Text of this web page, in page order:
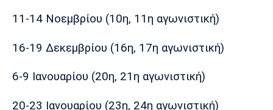
Αστέρας
Πόρτο Μπενφίκα
11-14 Νοεμβρίου (10η, 11η αγωνιστική)
16-19 Δεκεμβρίου (16η, 17η αγωνιστική)
6-9 Ιανουαρίου (20η, 21η αγωνιστική)
20-23 Ιανουαρίου (23η, 24η αγωνιστική)